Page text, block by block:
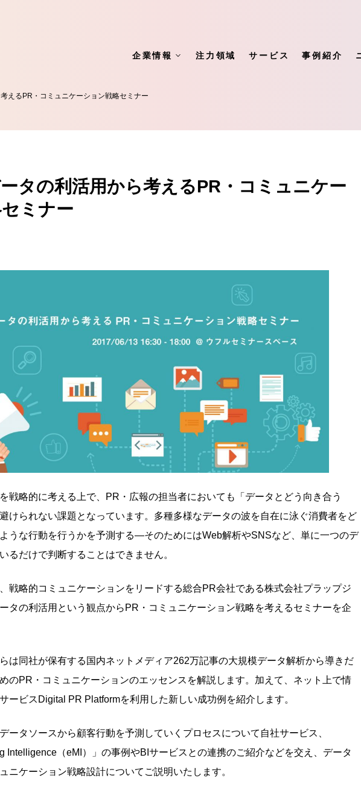
企業情報 注力領域 サービス 事例紹介
えるPR・コミュニケーション戦略セミナー
ータの利活用から考えるPR・コミュニケー
ミナー
戦略的に考える上で、PR・広報の担当者においても「データとどう向き合う
けられない課題となっています。多種多様なデータの波を自在に泳ぐ消費者をど
うな行動を行うかを予測する―そのためにはWeb解析やSNSなど、単に一つのデ
るだけで判断することはできません。
戦略的コミュニケーションをリードする総合PR会社である株式会社プラップジ
タの利活用という観点からPR・コミュニケーション戦略を考えるセミナーを企
は同社が保有する国内ネットメディア262万記事の大規模データ解析から導きだ
のPR・コミュニケーションのエッセンスを解説します。加えて、ネット上で情
ービスDigital PR Platformを利用した新しい成功例を紹介します。
ータソースから顧客行動を予測していくプロセスについて自社サービス、
Intelligence（eMI）」の事例やBIサービスとの連携のご紹介などを交え、データ
ニケーション戦略設計についてご説明いたします。